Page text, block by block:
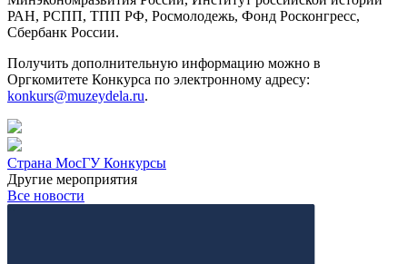
РАН, РСПП, ТПП РФ, Росмолодежь, Фонд Росконгресс,
Сбербанк России.
Получить дополнительную информацию можно в
Оргкомитете Конкурса по электронному адресу:
konkurs@muzeydela.ru.
Страна МосГУКонкурсы
Другие мероприятия
Все новости